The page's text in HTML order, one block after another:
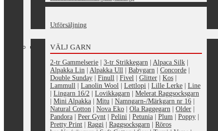
Utförsäljning
VÄLJ GARN
2-tr Gammelserie | 3-tr Strikkegarn | Alpaca Silk |
Alpakka Lin | Alpakka Ull | Babygarn | Concorde |
Double Sunday | Finull | Fivel | Glitter | Kos |
Lammull | Lanolin Wool | Lettlopi | Lille Lerke | Line
| Lingarn 16/2 | Lovikkagarn | Melerat Raggsocksgarn
| Mini Alpakka | Mitu | Namngarn-/Märkgarn nr 16 |
Natural Cotton | Nova Eko | Ola Raggegarn | Older |
Pandora | Peer Gynt | Pelini | Petunia | Plum | Poppy |
Pretty Print | Raggi | Raggsocksgarn | Röros